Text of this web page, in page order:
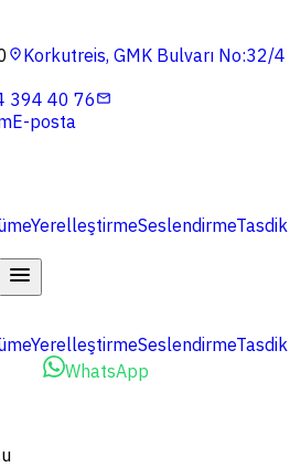
location_onKorkutreis, GMK Bulvarı No:32/4
394 40 76mail
E-posta
YerelleştirmeSeslendirmeTasdik
YerelleştirmeSeslendirmeTasdik
WhatsApp